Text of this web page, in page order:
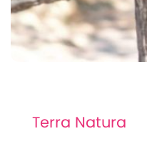
Terra Natura